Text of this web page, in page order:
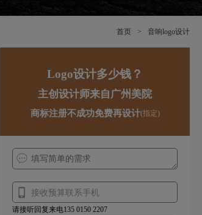
首页 > 音响logo设计
Logo设计多少钱？
主创设计师来自广州美院
商标注册不成功免费再设计(指定)
请接听回复来电135 0150 2207